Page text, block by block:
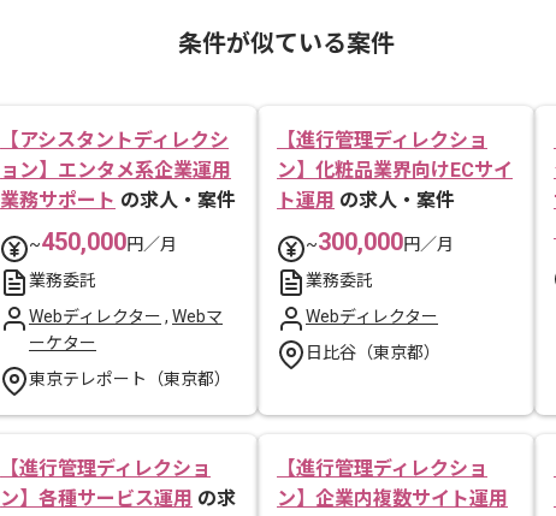
条件が似ている案件
【アシスタントディレクシ
ョン】エンタメ系企業運用
業務サポート の求人・案件
~450,000円／月
業務委託
Webディレクター , Webマ
ーケター
東京テレポート（東京都）
【進行管理ディレクショ
ン】化粧品業界向けECサイ
ト運用 の求人・案件
~300,000円／月
業務委託
Webディレクター
日比谷（東京都）
【進行管理ディレクショ
ン】各種サービス運用 の求
【進行管理ディレクショ
ン】企業内複数サイト運用